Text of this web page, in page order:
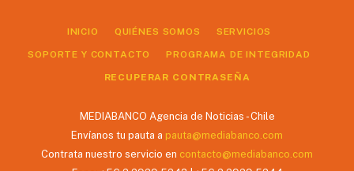
INICIO QUIÉNES SOMOS SERVICIOS
SOPORTE Y CONTACTO PROGRAMA DE INTEGRIDAD
RECUPERAR CONTRASEÑA
MEDIABANCO Agencia de Noticias - Chile
Envíanos tu pauta a pauta@mediabanco.com
Contrata nuestro servicio en contacto@mediabanco.com